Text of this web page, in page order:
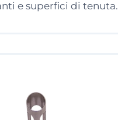
e superfici di tenuta.